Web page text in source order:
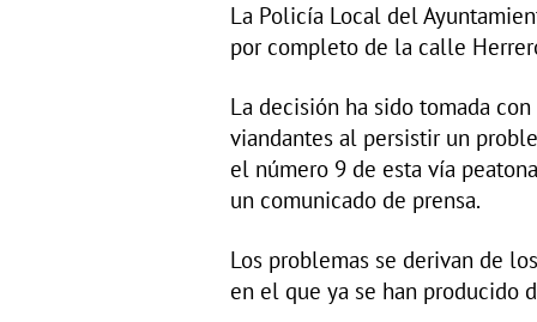
La Policía Local del
por completo de la calle
La decisión ha sido tomada
viandantes al persistir un
el número 9 de esta vía
un comunicado de prensa.
Los problemas se derivan de
en el que ya se han producido